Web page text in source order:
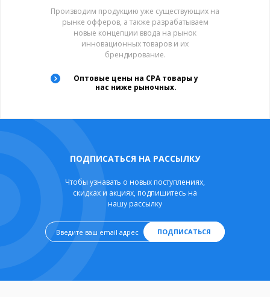
Производим продукцию уже существующих на
рынке офферов, а также разрабатываем
новые концепции ввода на рынок
инновационных товаров и их
брендирование.
Оптовые цены на CPA товары у
нас ниже рыночных.
ПОДПИСАТЬСЯ НА РАССЫЛКУ
Чтобы узнавать о новых поступлениях,
скидках и акциях, подпишитесь на
нашу рассылку
ПОДПИСАТЬСЯ